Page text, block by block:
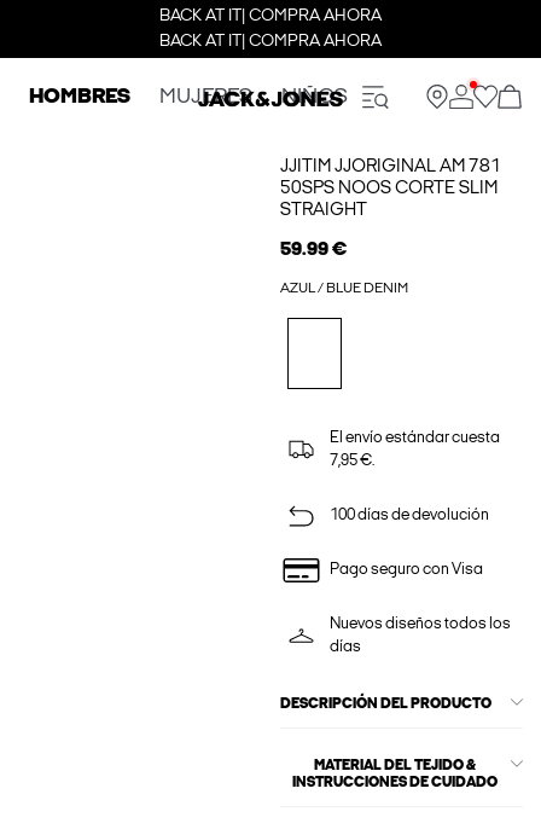
BACK AT IT| COMPRA AHORA
BACK AT IT| COMPRA AHORA
HOMBRES MUJERES NIÑOS
JJITIM JJORIGINAL AM 781
50SPS NOOS CORTE SLIM
STRAIGHT
59.99 €
AZUL / BLUE DENIM
El envío estándar cuesta
7,95 €.
100 días de devolución
Pago seguro con Visa
Nuevos diseños todos los
días
DESCRIPCIÓN DEL PRODUCTO
MATERIAL DEL TEJIDO &
INSTRUCCIONES DE CUIDADO